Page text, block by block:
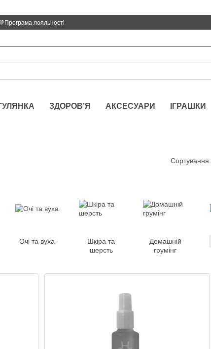
лояльності
ЗДОРОВ’Я АКСЕСУАРИ ІГРАШКИ
Сортування:
Очі та вуха
Шкіра та
шерсть
Домашній
грумінг